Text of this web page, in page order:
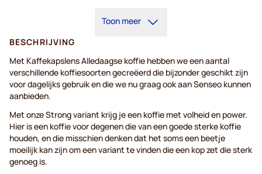
Toon meer
BESCHRIJVING
Met Kaffekapslens Alledaagse koffie hebben we een aantal
verschillende koffiesoorten gecreëerd die bijzonder geschikt zijn
voor dagelijks gebruik en die we nu graag ook aan Senseo kunnen
aanbieden.
Met onze Strong variant krijg je een koffie met volheid en power.
Hier is een koffie voor degenen die van een goede sterke koffie
houden, en die misschien denken dat het soms een beetje
moeilijk kan zijn om een variant te vinden die een kop zet die sterk
genoeg is.